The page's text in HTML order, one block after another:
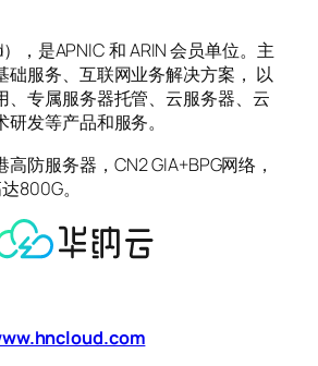
，是APNIC 和 ARIN 会员单位。主
础服务、互联网业务解决方案， 以
、专属服务器托管、云服务器、云
发等产品和服务。
防服务器，CN2 GIA+BPG网络，
800G。